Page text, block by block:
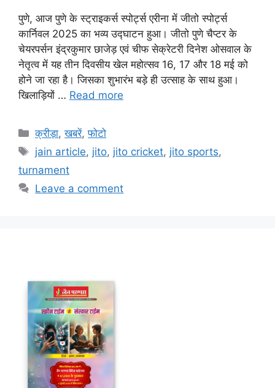
पुणे, आज पुणे के स्ट्राइकर्स स्पोर्ट्स एरीना में जीतो स्पोर्ट्स
कार्निवल 2025 का भव्य उद्घाटन हुआ। जीतो पुणे चैप्टर के
चेयरपर्सन इंद्रकुमार छाजेड़ एवं चीफ सेक्रेटरी दिनेश ओसवाल के
नेतृत्व में यह तीन दिवसीय खेल महोत्सव 16, 17 और 18 मई को
होने जा रहा है। जिसका शुभारंभ बड़े ही उत्साह के साथ हुआ।
खिलाड़ियों … Read more
Categories
क्रीड़ा,खबरें,फोटो
Tags
jain article, jito, jito cricket, jito sports,
turnament
Leave a comment